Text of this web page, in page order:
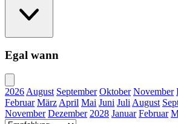
Egal wann
2026 August September Oktober November
Februar März April Mai Juni Juli August
November Dezember 2028 Januar Februar